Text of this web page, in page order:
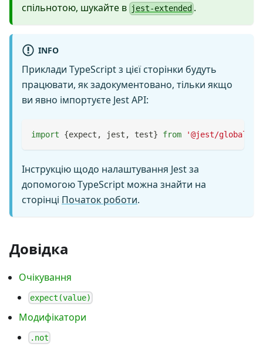
спільнотою, шукайте в jest-extended .
INFO
Приклади TypeScript з цієї сторінки будуть
працювати, як задокументовано, тільки якщо
ви явно імпортуєте Jest API:
import {expect , jest , test} from '@jest/globals'
Інструкцію щодо налаштування Jest за
допомогою TypeScript можна знайти на
сторінці Початок роботи.
Довідка
Очікування
expect(value)
Модифікатори
.not